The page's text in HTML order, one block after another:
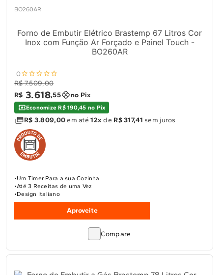
BO260AR
Forno de Embutir Elétrico Brastemp 67 Litros Cor
Inox com Função Ar Forçado e Painel Touch -
BO260AR
0
R$ 7.509,00
R$ 3.618,55 no Pix
Economize R$ 190,45 no Pix
R$ 3.809,00em até12x de R$ 317,41 sem juros
Um Timer Para a sua Cozinha
Até 3 Receitas de uma Vez
Design Italiano
Aproveite
Compare